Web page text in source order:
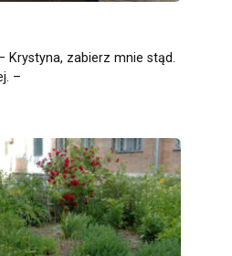
Krystyna, zabierz mnie stąd.
–